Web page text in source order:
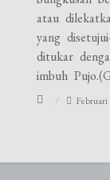
atau
yang
ditukar
imbuh